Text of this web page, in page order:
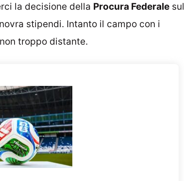
la decisione della Procura Federale sul
stipendi. Intanto il campo con i
troppo distante.